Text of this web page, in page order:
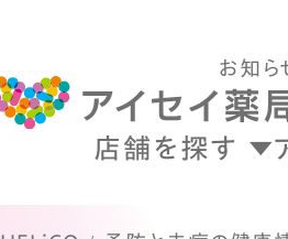
お知ら
店舗を探す